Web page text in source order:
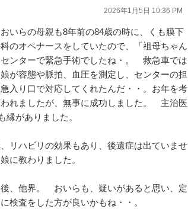
2026年1月5日 10:36 PM
らの母親も8年前の84歳の時に、くも膜下
のオペナースをしていたので、「祖母ちゃん
ンターで緊急手術でしたね・。 救急車では
が容態や脈拍、血圧を測定し、センターの担
入り口で対応してくれたんだ・・。お年を考
れましたが、無事に成功しました。 主治医
がありました。
リハビリの効果もあり、後遺症は出ていませ
娘に教わりました。
、他界。 おいらも、疑いがあると思い、定
査をした方が良いかもね・・。